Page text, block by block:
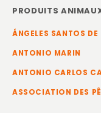
PRODUITS
ÁNGELES SANTOS DE
ANTONIO MARIN
ANTONIO CARLOS
ASSOCIATION DES